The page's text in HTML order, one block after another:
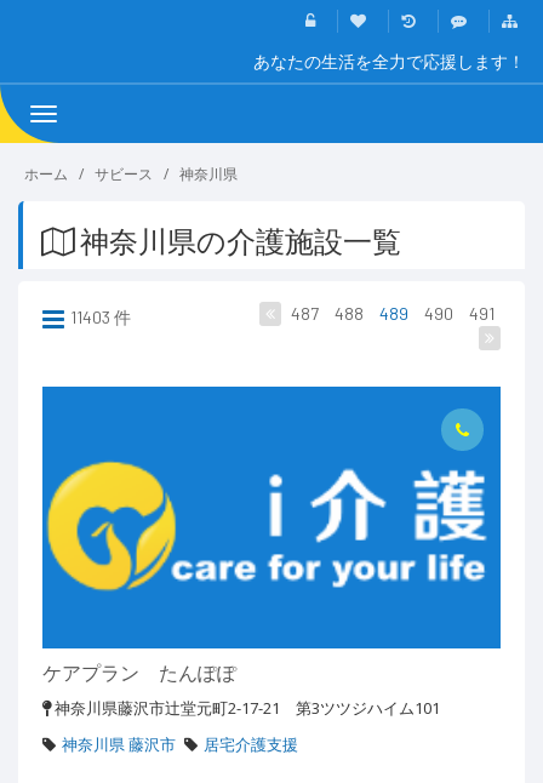
あなたの生活を全力で応援します！
Toggle
navigation
ホーム サビース 神奈川県
神奈川県の介護施設一覧
11403 件 487 488 489 490 491
ケアプラン たんぽぽ
神奈川県藤沢市辻堂元町2-17-21 第3ツツジハイム101
神奈川県 藤沢市
居宅介護支援